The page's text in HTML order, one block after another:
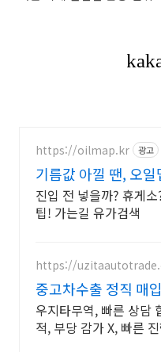
https://oilmap.kr 광고
기름값 아낄 땐, 오
천!
진입 전 넣을까? 휴게
팁! 가는길 유가검색
https://
중고차수출 정직 매입
우지타무역, 빠른 상담
적, 부당 감가 X, 빠른